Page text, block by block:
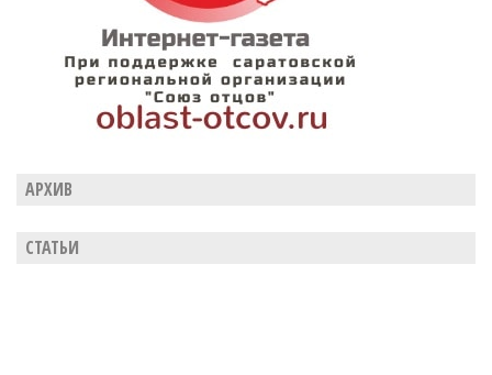
АРХИВ
СТАТЬИ